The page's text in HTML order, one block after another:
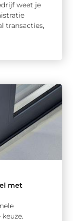
weet je
transacties,
met